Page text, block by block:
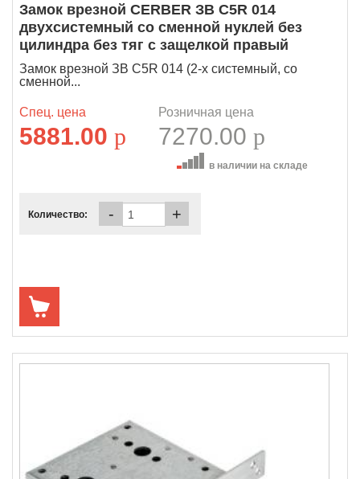
Замок врезной CERBER ЗВ C5R 014
двухсистемный со сменной нуклей без
цилиндра без тяг с защелкой правый
Замок врезной ЗВ C5R 014 (2-х системный, со
сменной...
Спец. цена
5881.00 p
Розничная цена
7270.00 p
в наличии на складе
Количество: - +